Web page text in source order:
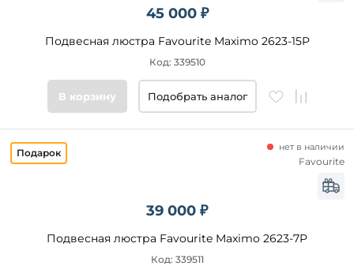
45 000 ₽
Подвесная люстра Favourite Maximo 2623-15P
Код: 339510
В корзину Подобрать аналог
39 000 ₽
Подвесная люстра Favourite Maximo 2623-7P
нет в наличии
Код: 339511
Favourite